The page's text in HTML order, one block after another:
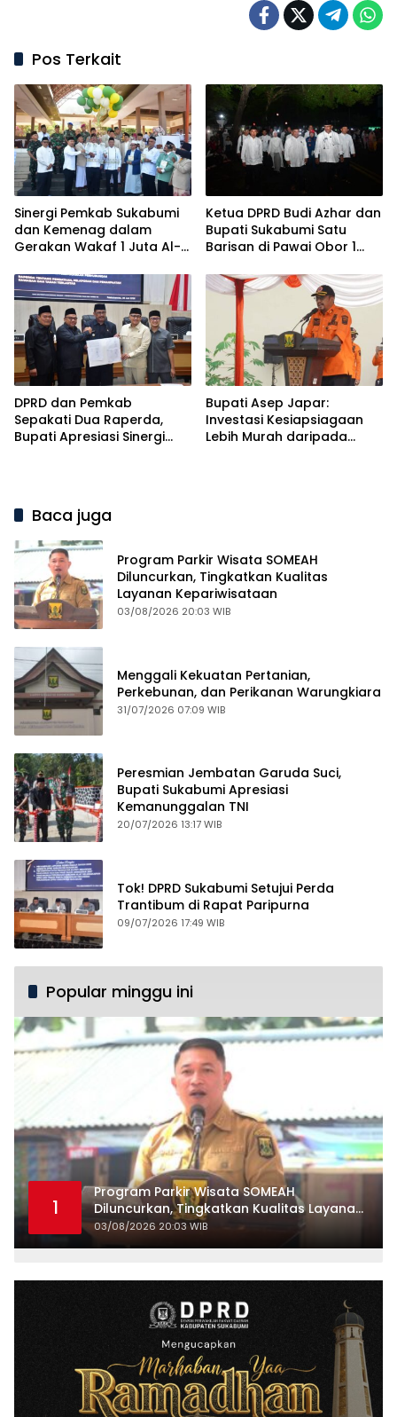
Pos Terkait
Sinergi Pemkab Sukabumi
dan Kemenag dalam
Gerakan Wakaf 1 Juta Al-
Ketua DPRD Budi Azhar dan
Bupati Sukabumi Satu
Barisan di Pawai Obor 1
DPRD dan Pemkab
Sepakati Dua Raperda,
Bupati Apresiasi Sinergi
Bupati Asep Japar:
Investasi Kesiapsiagaan
Lebih Murah daripada
Baca juga
Program Parkir Wisata SOMEAH
Diluncurkan, Tingkatkan Kualitas
Layanan Kepariwisataan
03/08/2026 20:03 WIB
Menggali Kekuatan Pertanian,
Perkebunan, dan Perikanan Warungkiara
31/07/2026 07:09 WIB
Peresmian Jembatan Garuda Suci,
Bupati Sukabumi Apresiasi
Kemanunggalan TNI
20/07/2026 13:17 WIB
Tok! DPRD Sukabumi Setujui Perda
Trantibum di Rapat Paripurna
09/07/2026 17:49 WIB
Popular minggu ini
1
Program Parkir Wisata SOMEAH
Diluncurkan, Tingkatkan Kualitas Layanan
Kepariwisataan
03/08/2026 20:03 WIB